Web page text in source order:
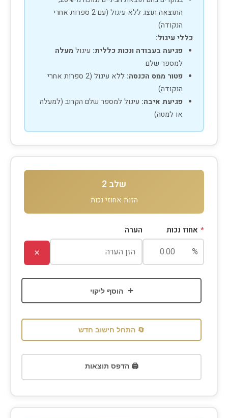
התוצאה תוצג ללא עיגול (עם 2 ספרות אחרי
הנקודה)
כללי עיגול:
פגיעה בעבודה ונכות כללית: עיגול מעלה
למספר שלם
פטור ממס הכנסה:
ללא עיגול (2 ספרות אחרי
הנקודה)
פגיעת איבה: עיגול למספר שלם הקרוב (למעלה
או למטה)
שלב 2
הזנת אחוזי נכות
* אחוז נכות
%
הערה
×
+ הוסף ליקוי
🔄 התחל חישוב חדש
🖨️ הדפס תוצאות